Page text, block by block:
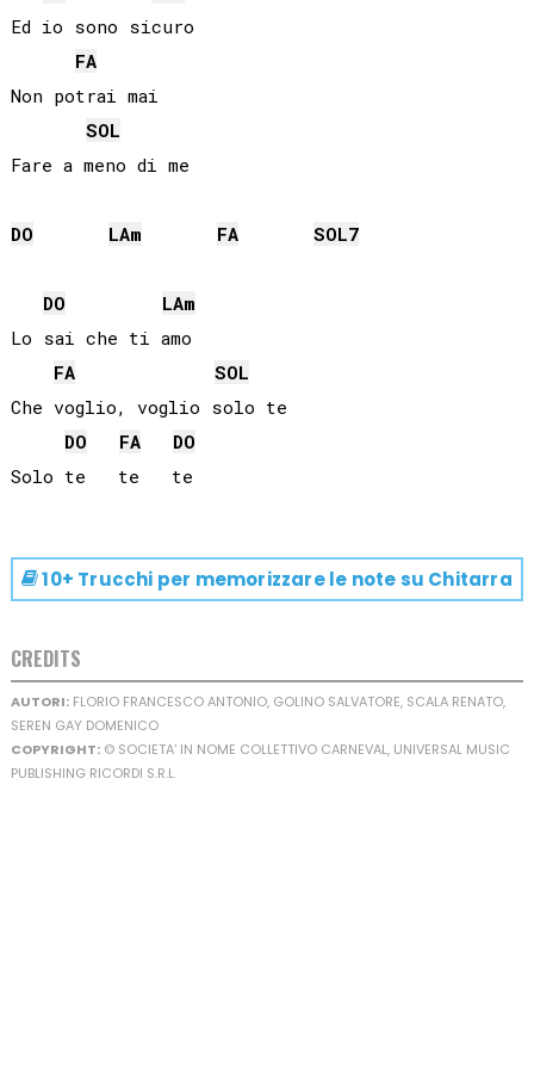
Ed io sono sicuro
FA
Non potrai mai
SOL
Fare a meno di me
DO LAm FA SOL7
DO LAm
Lo sai che ti amo
FA
SOL
Che voglio, voglio solo te
DO
FA
DO
10+ Trucchi per memorizzare le note su Chitarra
CREDITS
AUTORI:FLORIO FRANCESCO ANTONIO, GOLINO SALVATORE, SCALA RENATO,
SEREN GAY DOMENICO
COPYRIGHT:© SOCIETA' IN NOME COLLETTIVO CARNEVAL, UNIVERSAL MUSIC
PUBLISHING RICORDI S.R.L.